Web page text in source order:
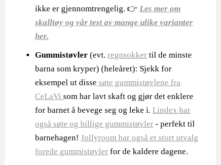
ikke er gjennomtrengelig. 👉Les mer om
skalltøy og vår test av mange ulike varianter
her.
Gummistøvler(evt.regnsokker til de minste
barna som kryper) (heleåret): Sjekk for
eksempel ut disse søte gummistøvlene fra
CeLaVisom har lavt skaft og gjør det enklere
for barnet å bevege seg og leke i.Lindex har
også søte og billige gummistøvler - perfekt til
barnehagen!Jollyroom har også et stort utvalg
forede gummistøvler for de kaldere dagene.